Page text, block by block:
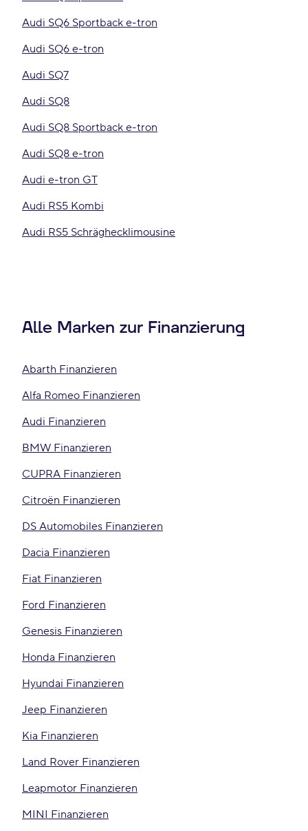
Audi SQ6 Sportback e-tron
Audi SQ6 e-tron
Audi SQ7
Audi SQ8
Audi SQ8 Sportback e-tron
Audi SQ8 e-tron
Audi e-tron GT
Audi RS5 Kombi
Audi RS5 Schräghecklimousine
Alle Marken zur Finanzierung
Abarth Finanzieren
Alfa Romeo Finanzieren
Audi Finanzieren
BMW Finanzieren
CUPRA Finanzieren
Citroën Finanzieren
DS Automobiles Finanzieren
Dacia Finanzieren
Fiat Finanzieren
Ford Finanzieren
Genesis Finanzieren
Honda Finanzieren
Hyundai Finanzieren
Jeep Finanzieren
Kia Finanzieren
Land Rover Finanzieren
Leapmotor Finanzieren
MINI Finanzieren